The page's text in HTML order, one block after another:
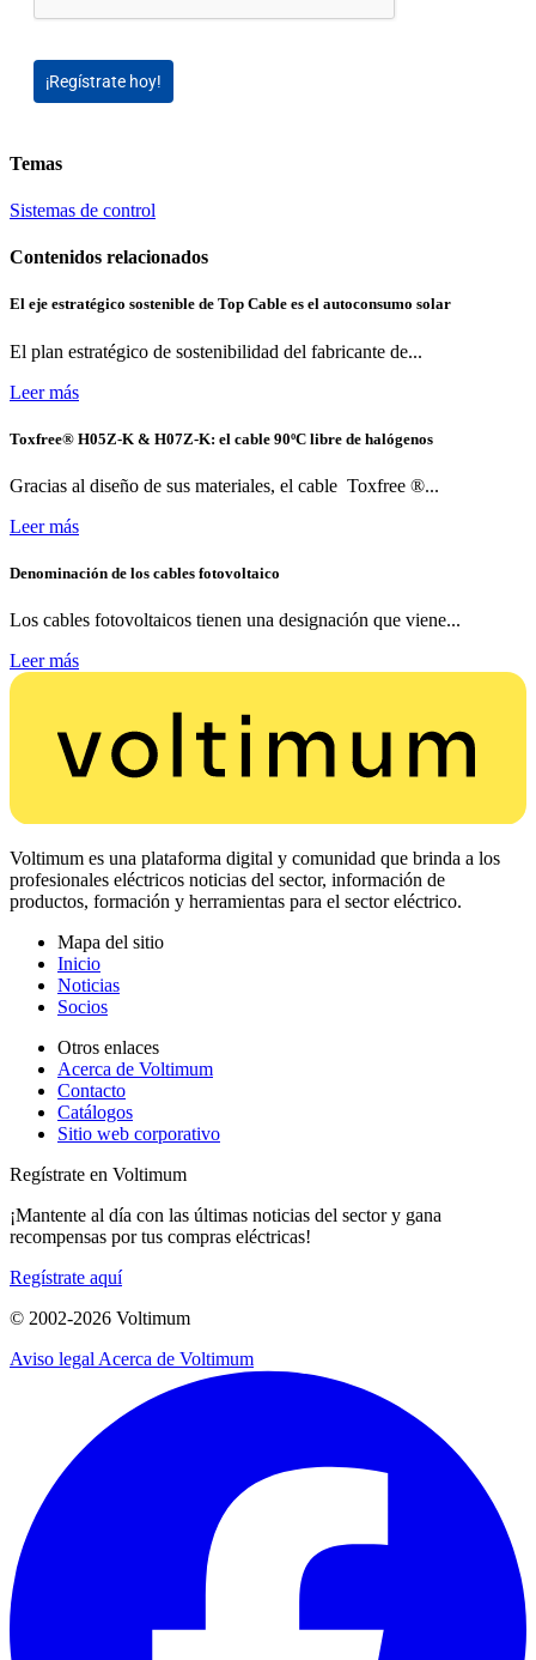
¡Regístrate hoy!
Temas
Sistemas de control
Contenidos relacionados
El eje estratégico sostenible de Top Cable es el autoconsumo solar
El plan estratégico de sostenibilidad del fabricante de...
Leer más
Toxfree® H05Z-K & H07Z-K: el cable 90ºC libre de halógenos
Gracias al diseño de sus materiales, el cable Toxfree ®...
Leer más
Denominación de los cables fotovoltaico
Los cables fotovoltaicos tienen una designación que viene...
Leer más
Voltimum es una plataforma digital y comunidad que brinda a los
profesionales eléctricos noticias del sector, información de
productos, formación y herramientas para el sector eléctrico.
Mapa del sitio
Inicio
Noticias
Socios
Otros enlaces
Acerca de Voltimum
Contacto
Catálogos
Sitio web corporativo
Regístrate en Voltimum
¡Mantente al día con las últimas noticias del sector y gana
recompensas por tus compras eléctricas!
Regístrate aquí
© 2002-2026 Voltimum
Aviso legal Acerca de Voltimum